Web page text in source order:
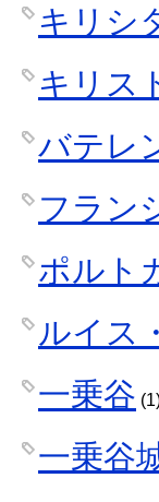
キリシ
キリス
バテレ
フラン
ポルト
ルイス
一乗谷
一乗谷